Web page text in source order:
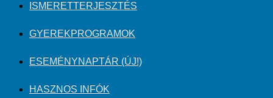
ISMERETTERJESZTÉS
GYEREKPROGRAMOK
ESEMÉNYNAPTÁR (ÚJ!)
HASZNOS INFÓK